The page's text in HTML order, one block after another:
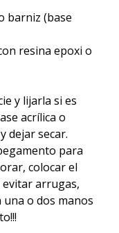
barniz (base
resina epoxi o
y lijarla si es
acrílica o
dejar secar.
para
colocar el
arrugas,
o dos manos